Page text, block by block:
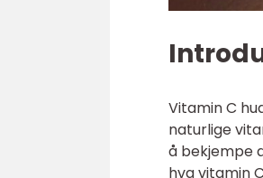
Vitamin C
naturlige
å bekjempe
hva vitamin